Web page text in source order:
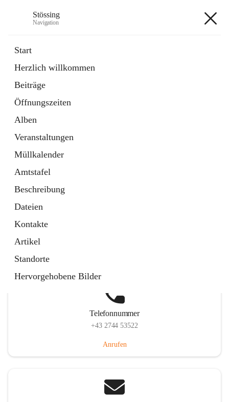
Stössing
Navigation
Start
Herzlich willkommen
Beiträge
Öffnungszeiten
Alben
Veranstaltungen
Müllkalender
Amtstafel
Beschreibung
Dateien
Kontakte
Artikel
Standorte
Hervorgehobene Bilder
Datei
in
Tab
Kindergarten
öffnet
in
neuem
Tab
Telefonnummer
+43 2744 53522
Anrufen